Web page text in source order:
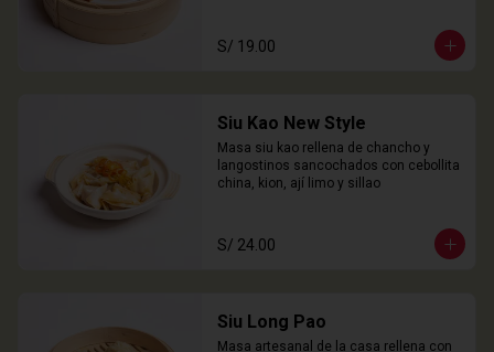
S/ 19.00
Siu Kao New Style
Masa siu kao rellena de chancho y
langostinos sancochados con cebollita
china, kion, ají limo y sillao
S/ 24.00
Siu Long Pao
Masa artesanal de la casa rellena con